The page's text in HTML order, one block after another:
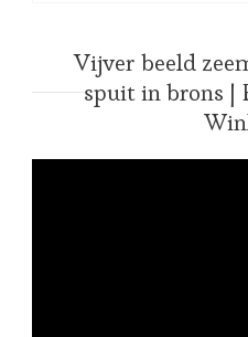
Vijver beeld
spuit in brons |